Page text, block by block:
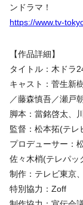
ンドラマ！
https://www.tv-
【作品詳細】
タイトル：木ドラ
キャスト：菅生新
／藤森慎吾／瀬戸
脚本：當銘啓太、
監督：松本拓(テレ
プロデューサー：
佐々木梢(テレパッ
制作：テレビ東京
特別協力：Zoff